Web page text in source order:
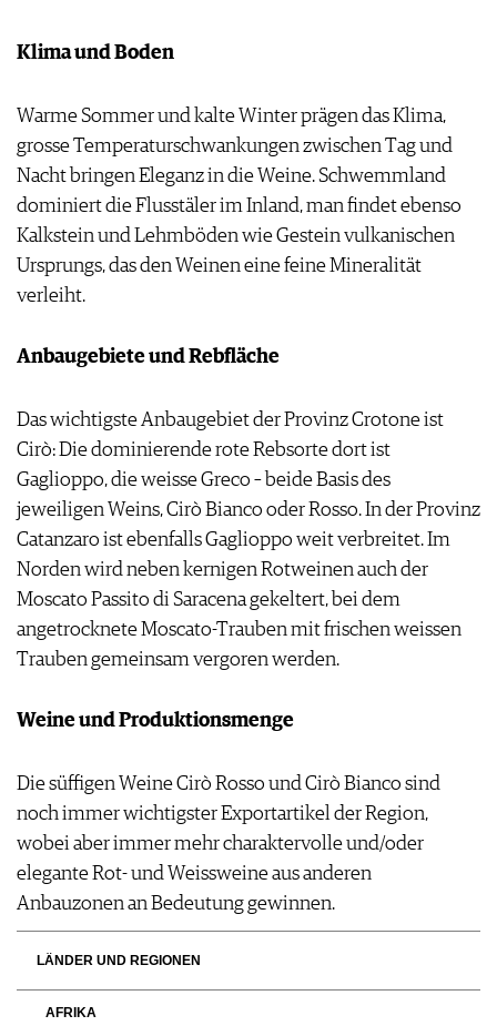
Klima und Boden
Warme Sommer und kalte Winter prägen das Klima,
grosse Temperaturschwankungen zwischen Tag und
Nacht bringen Eleganz in die Weine. Schwemmland
dominiert die Flusstäler im Inland, man findet ebenso
Kalkstein und Lehmböden wie Gestein vulkanischen
Ursprungs, das den Weinen eine feine Mineralität
verleiht.
Anbaugebiete und Rebfläche
Das wichtigste Anbaugebiet der Provinz Crotone ist
Cirò: Die dominierende rote Rebsorte dort ist
Gaglioppo, die weisse Greco – beide Basis des
jeweiligen Weins, Cirò Bianco oder Rosso. In der Provinz
Catanzaro ist ebenfalls Gaglioppo weit verbreitet. Im
Norden wird neben kernigen Rotweinen auch der
Moscato Passito di Saracena gekeltert, bei dem
angetrocknete Moscato-Trauben mit frischen weissen
Trauben gemeinsam vergoren werden.
Weine und Produktionsmenge
Die süffigen Weine Cirò Rosso und Cirò Bianco sind
noch immer wichtigster Exportartikel der Region,
wobei aber immer mehr charaktervolle und/oder
elegante Rot- und Weissweine aus anderen
Anbauzonen an Bedeutung gewinnen.
LÄNDER UND REGIONEN
AFRIKA